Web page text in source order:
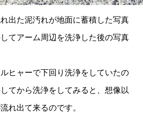
出た泥汚れが地面に蓄積した写真
てアーム周辺を洗浄した後の写真
ヒャーで下回り洗浄をしていたの
てから洗浄をしてみると、想像以
れ出て来るのです。